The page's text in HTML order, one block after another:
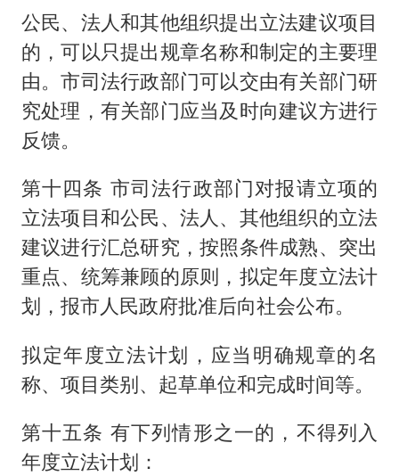
公民、法人和其他组织提出立法建议项目
的，可以只提出规章名称和制定的主要理
由。市司法行政部门可以交由有关部门研
究处理，有关部门应当及时向建议方进行
反馈。
第十四条 市司法行政部门对报请立项的
立法项目和公民、法人、其他组织的立法
建议进行汇总研究，按照条件成熟、突出
重点、统筹兼顾的原则，拟定年度立法计
划，报市人民政府批准后向社会公布。
拟定年度立法计划，应当明确规章的名
称、项目类别、起草单位和完成时间等。
第十五条 有下列情形之一的，不得列入
年度立法计划：